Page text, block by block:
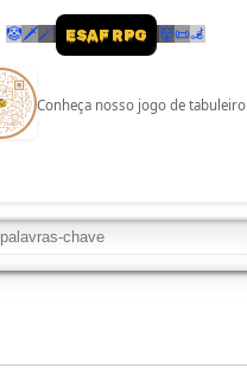
🤡 🗡🪄 ESAF RPG 👹📜🦼
Conheça nosso jogo de tabuleiro